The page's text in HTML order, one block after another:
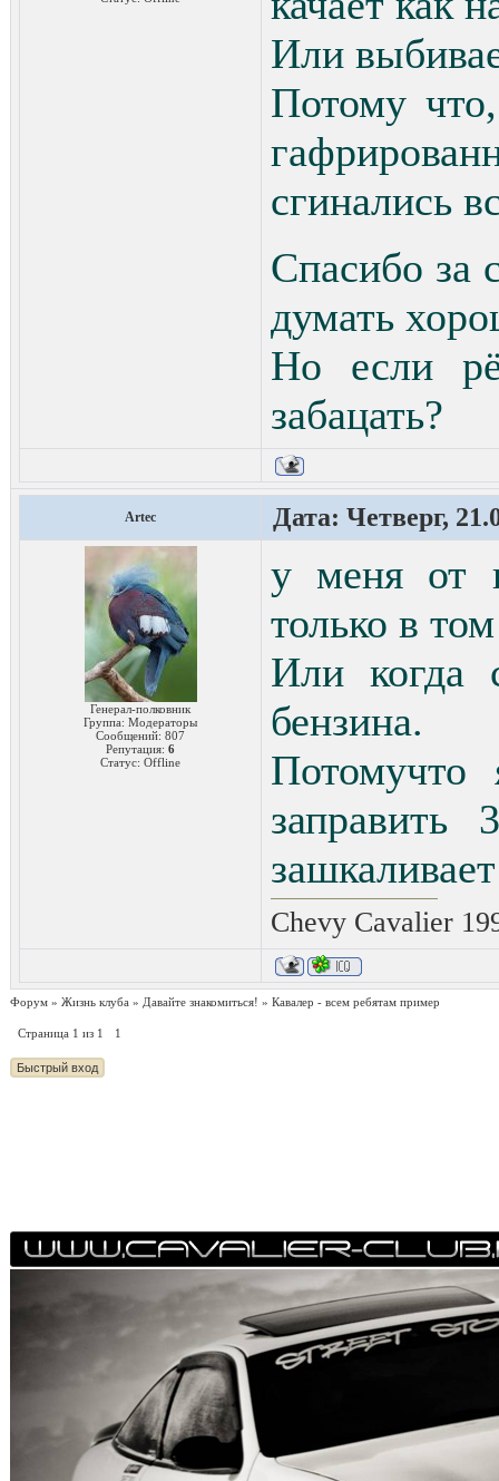
Или
Потому
сгинались
Спасибо за
думать
Но если
забацать?
Artec Дата: Четверг,
Генерал-полковник
Группа: Модераторы
Сообщений: 807
Репутация: 6
Статус: Offline
у меня от
только в
Или когда
бензина.
Потомучто
Chevy Cavalier
Форум » Жизнь клуба » Давайте знакомиться! » Кавалер - всем ребятам пример
Страница 1 из 1 1